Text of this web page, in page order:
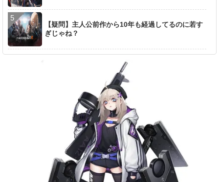
【疑問】主人公前作から10年も経過してるのに若す
ぎじゃね？